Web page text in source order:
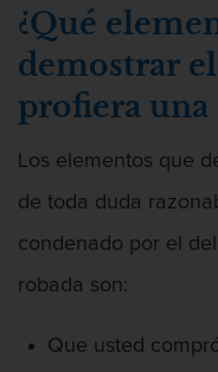
para la
Delitos
Fraude
¿Qué
demostrar
profiera una
Los elementos que
de toda duda
condenado por el
robada son:
Que usted